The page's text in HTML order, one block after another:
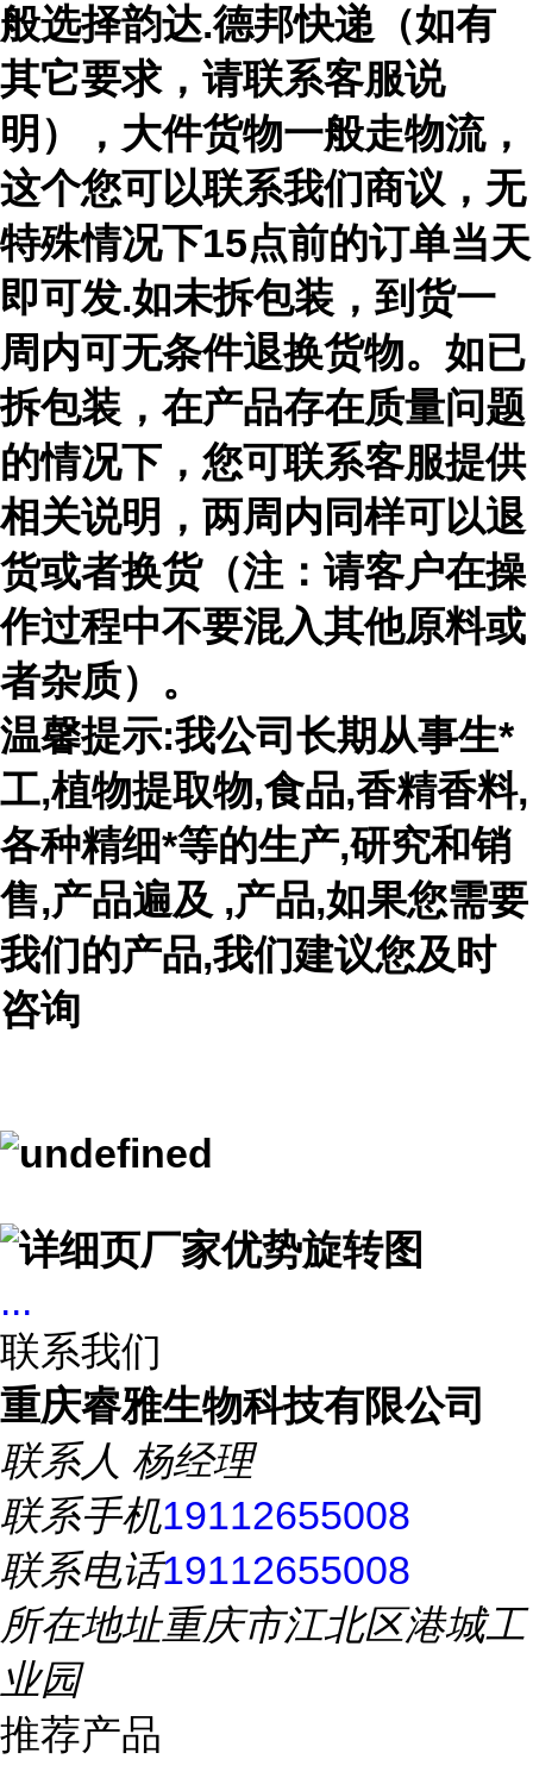
般选择韵达.德邦快递（如有
其它要求，请联系客服说
明），大件货物一般走物流，
这个您可以联系我们商议，无
特殊情况下15点前的订单当天
即可发.如未拆包装，到货一
周内可无条件退换货物。如已
拆包装，在产品存在质量问题
的情况下，您可联系客服提供
相关说明，两周内同样可以退
货或者换货（注：请客户在操
作过程中不要混入其他原料或
者杂质）。
温馨提示:我公司长期从事生*
工,植物提取物,食品,香精香料,
各种精细*等的生产,研究和销
售,产品遍及 ,产品,如果您需要
我们的产品,我们建议您及时
咨询
...
联系我们
重庆睿雅生物科技有限公司
联系人 杨经理
联系手机19112655008
联系电话19112655008
所在地址重庆市江北区港城工
业园
推荐产品